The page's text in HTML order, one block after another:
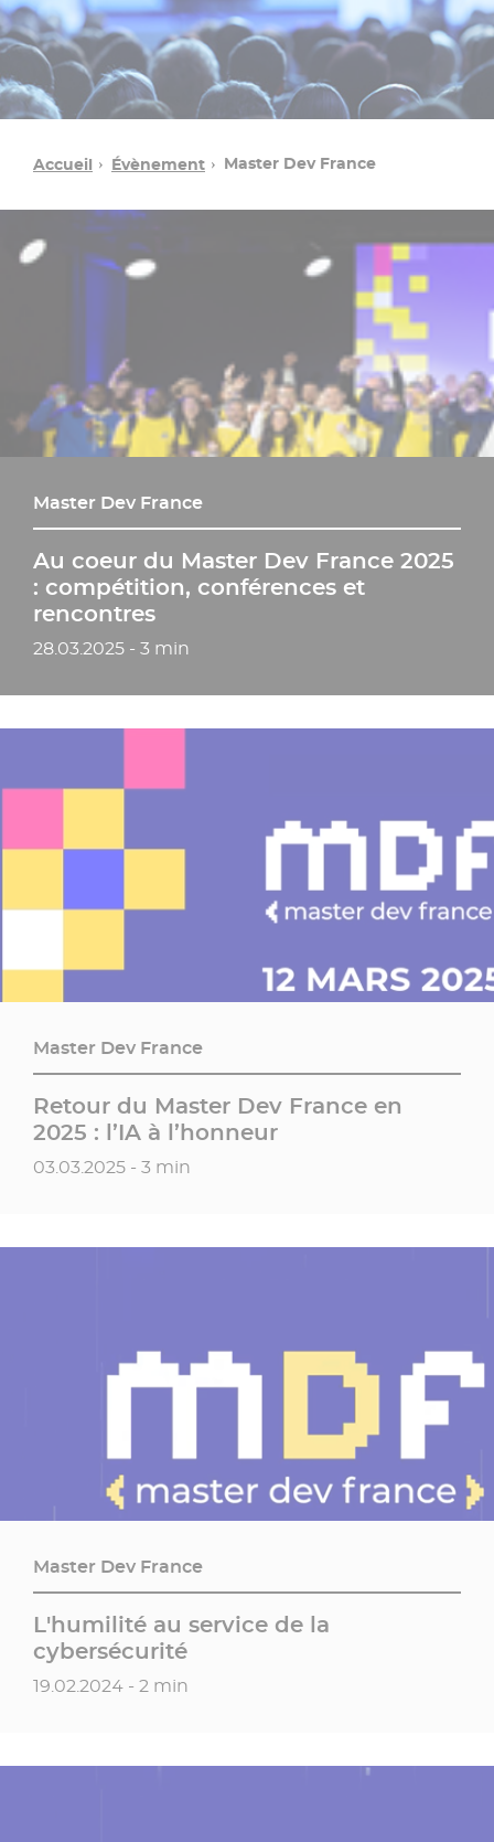
Accueil Évènement Master Dev France
Master Dev France
Au coeur du Master Dev France 2025
: compétition, conférences et
rencontres
Date de publication
28.03.2025 - 3 min
Master Dev France
Retour du Master Dev France en
2025 : l’IA à l’honneur
Date de publication
03.03.2025 - 3 min
Master Dev France
L'humilité au service de la
cybersécurité
Date de publication
19.02.2024 - 2 min